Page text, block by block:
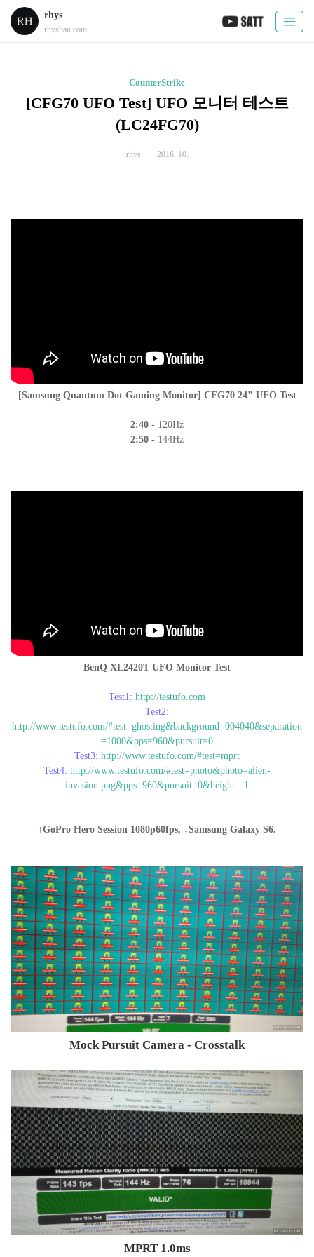
rhys
rhyshan.com
CounterStrike
[CFG70 UFO Test] UFO 모니터 테스트
(LC24FG70)
rhys 2016. 10.
[Samsung Quantum Dot Gaming Monitor] CFG70 24" UFO Test
2:40 - 120Hz
2:50 - 144Hz
BenQ XL2420T UFO Monitor Test
Test1: http://testufo.com
Test2:
http://www.testufo.com/#test=ghosting&background=004040&separation
=1000&pps=960&pursuit=0
Test3: http://www.testufo.com/#test=mprt
Test4: http://www.testufo.com/#test=photo&photo=alien-
invasion.png&pps=960&pursuit=0&height=-1
↑GoPro Hero Session 1080p60fps, ↓Samsung Galaxy S6.
Mock Pursuit Camera - Crosstalk
MPRT 1.0ms